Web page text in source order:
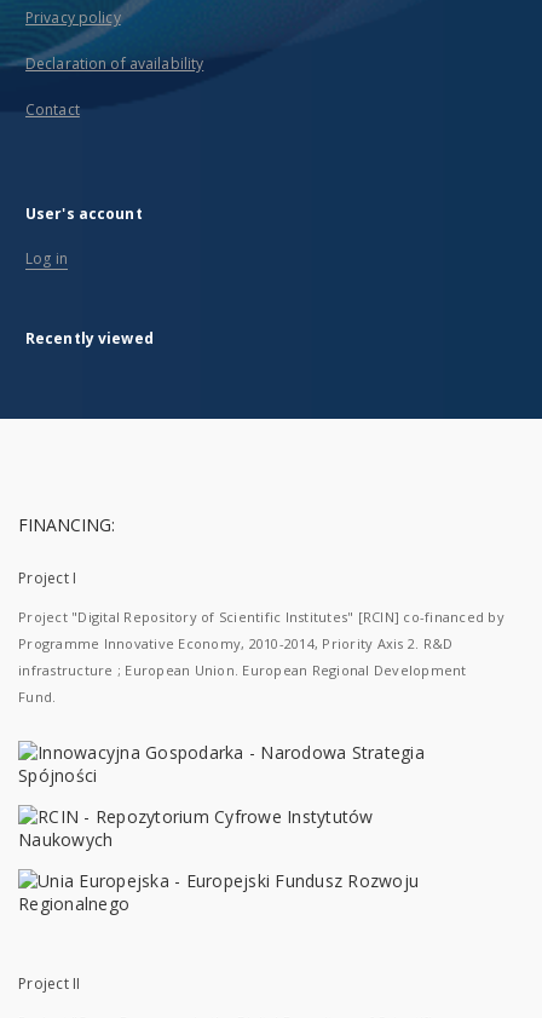
Privacy policy
Declaration of availability
Contact
User's account
Log in
Recently viewed
FINANCING:
Project I
Project "Digital Repository of Scientific Institutes" [RCIN] co-financed by
Programme Innovative Economy, 2010-2014, Priority Axis 2. R&D
infrastructure ; European Union. European Regional Development
Fund.
Project II